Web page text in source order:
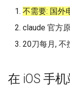
Introduction to
Intelligence
Database System
我在沙坡村的
醍醐灌顶 -
后感
PhD-论智慧与
不需要: 国外
claude 官方
20刀每月, 不
在 iOS 手